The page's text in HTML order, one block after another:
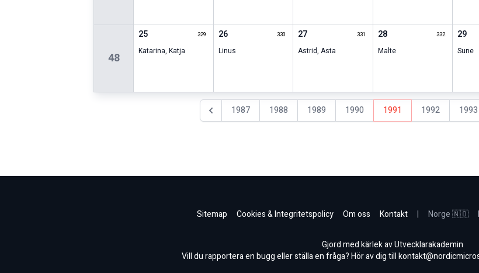
48
25 329
Katarina,Katja
26 330
Linus
27 331
Astrid,Asta
28 332
Malte
29
Sune
Föregående år
1987 1988 1989 1990 1991 1992 1993
Sitemap Cookies & Integritetspolicy Om oss Kontakt | Norge 🇳🇴
Gjord med kärlek av Utvecklarakademin
Vill du rapportera en bugg eller ställa en fråga? Hör av dig till